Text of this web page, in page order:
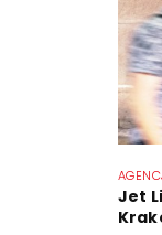
Jet